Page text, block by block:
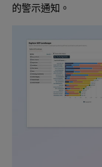
的警示通知。